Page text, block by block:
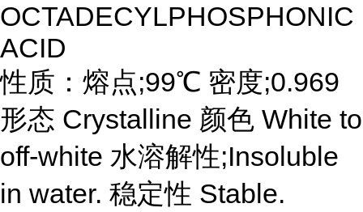
OCTADECYLPHOSPHONIC
ACID
性质：熔点;99℃ 密度;0.969
形态 Crystalline 颜色 White to
off-white 水溶解性;Insoluble
in water. 稳定性 Stable.